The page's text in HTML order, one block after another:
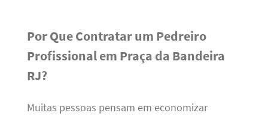
Por Que Contratar um Pedreiro
Profissional em Praça da Bandeira
RJ?
Muitas pessoas pensam em economizar